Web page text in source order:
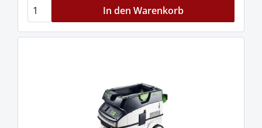
In den Warenkorb